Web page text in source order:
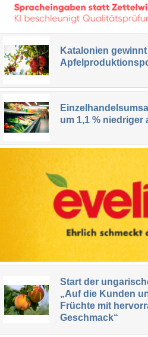
Katalonien
um 1,1 % niedriger
Start der
„Auf die Kunden
Früchte mit
Geschmack“